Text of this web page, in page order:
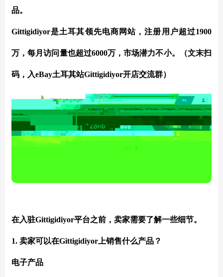
品。
Gittigidiyor是土耳其领先电商网站，注册用户超过1900
万，每月访问量也超过6000万，市场潜力不小。（文末扫
码，入eBay土耳其站Gittigidiyor开店交流群）
在入驻Gittigidiyor平台之前，卖家需要了解一些细节。
1. 卖家可以在Gittigidiyor上销售什么产品？
电子产品